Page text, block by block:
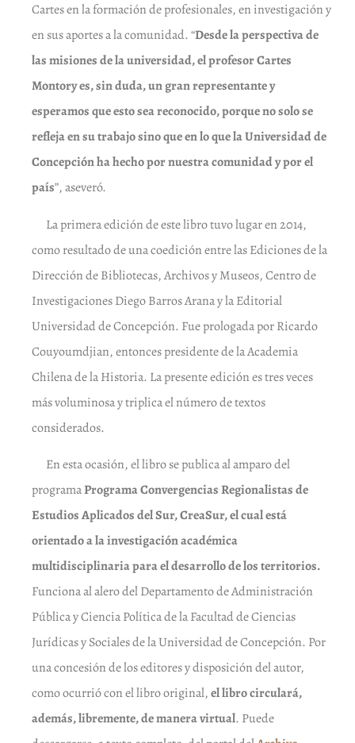
Cartes en la formación de profesionales, en investigación y
en sus aportes a la comunidad. “Desde la perspectiva de
las misiones de la universidad, el profesor Cartes
Montory es, sin duda, un gran representante y
esperamos que esto sea reconocido, porque no solo se
refleja en su trabajo sino que en lo que la Universidad de
Concepción ha hecho por nuestra comunidad y por el
país”, aseveró.
La primera edición de este libro tuvo lugar en 2014,
como resultado de una coedición entre las Ediciones de la
Dirección de Bibliotecas, Archivos y Museos, Centro de
Investigaciones Diego Barros Arana y la Editorial
Universidad de Concepción. Fue prologada por Ricardo
Couyoumdjian, entonces presidente de la Academia
Chilena de la Historia. La presente edición es tres veces
más voluminosa y triplica el número de textos
considerados.
En esta ocasión, el libro se publica al amparo del
programaPrograma Convergencias Regionalistas de
Estudios Aplicados del Sur,CreaSur,el cual está
orientado a la investigación académica
multidisciplinaria para el desarrollo de los territorios.
Funciona al alero del Departamento de Administración
Pública y Ciencia Política de la Facultad de Ciencias
Jurídicas y Sociales de la Universidad de Concepción. Por
una concesión de los editores y disposición del autor,
como ocurrió con el libro original,el libro circulará,
además, libremente, de manera virtual. Puede